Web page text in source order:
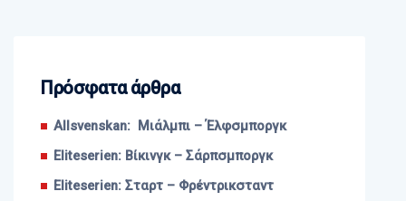
Πρόσφατα άρθρα
Allsvenskan: Μιάλμπι – Έλφσμποργκ
Eliteserien: Βίκινγκ – Σάρπσμποργκ
Eliteserien: Σταρτ – Φρέντρικσταντ